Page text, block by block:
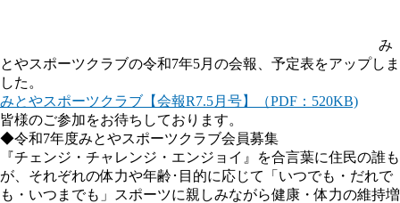
み
とやスポーツクラブの令和7年5月の会報、予定表をアップしま
した。
みとやスポーツクラブ【会報R7.5月号】（PDF：520KB)
皆様のご参加をお待ちしております。
◆令和7年度みとやスポーツクラブ会員募集
『チェンジ・チャレンジ・エンジョイ』を合言葉に住民の誰も
が、それぞれの体力や年齢･目的に応じて「いつでも・だれで
も・いつまでも」スポーツに親しみながら健康・体力の維持増